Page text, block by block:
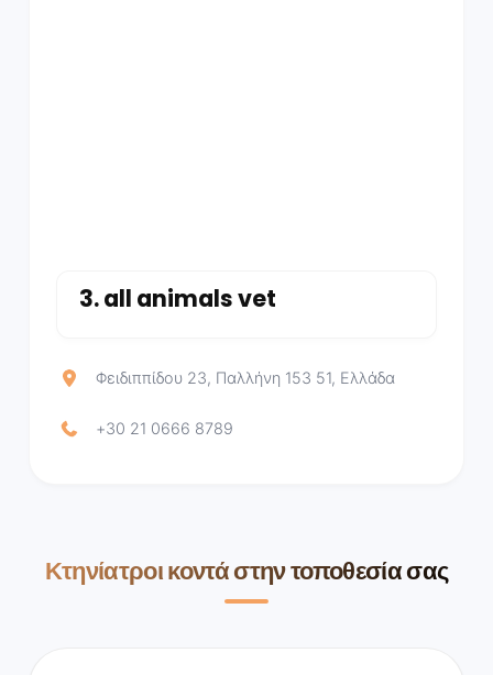
3.all animals vet
Φειδιππίδου 23, Παλλήνη 153 51, Ελλάδα
+30 21 0666 8789
Κτηνίατροι κοντά στην τοποθεσία σας